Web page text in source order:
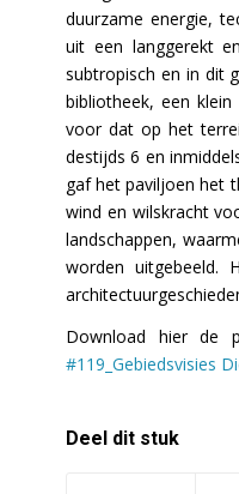
duurzame energie,
uit een langgerekt
subtropisch en in dit
bibliotheek, een
voor dat op het
destijds 6 en
gaf het paviljoen het
wind en wilskracht
landschappen,
worden uitgebeeld.
Download hier de
#119_Gebiedsvisies
Deel dit stuk